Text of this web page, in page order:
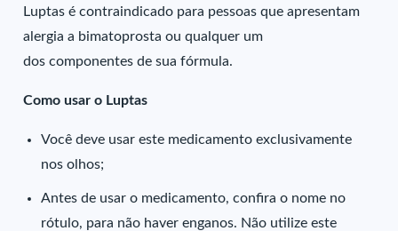
Luptas é contraindicado para pessoas que apresentam
alergia a bimatoprosta ou qualquer um
dos componentes de sua fórmula.
Como usar o Luptas
Você deve usar este medicamento exclusivamente
nos olhos;
Antes de usar o medicamento, confira o nome no
rótulo, para não haver enganos. Não utilize este